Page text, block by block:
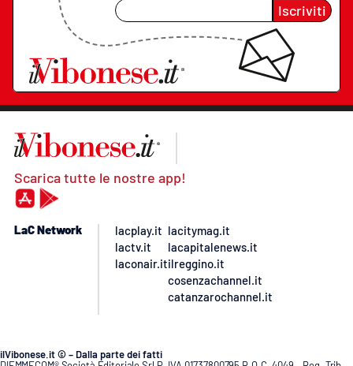
Iscriviti
Scarica tutte le nostre app!
LaC Network
lacplay.it
lactv.it
laconair.it
lacitymag.it
lacapitalenews.it
ilreggino.it
cosenzachannel.it
catanzarochannel.it
ilVibonese.it © – Dalla parte dei fatti